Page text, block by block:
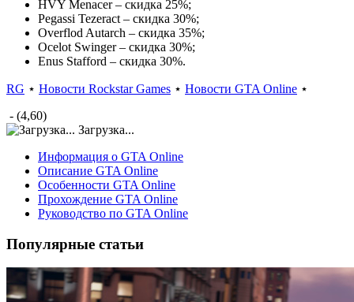
HVY Menacer – скидка 25%;
Pegassi Tezeract – скидка 30%;
Overflod Autarch – скидка 35%;
Ocelot Swinger – скидка 30%;
Enus Stafford – скидка 30%.
RG ⋆ Новости Rockstar Games ⋆ Новости GTA Online ⋆
- (4,60)
Загрузка...
Информация о GTA Online
Описание GTA Online
Особенности GTA Online
Прохождение GTA Online
Руководство по GTA Online
Популярные статьи